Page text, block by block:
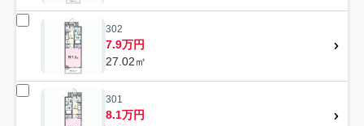
302
7.9万円
27.02㎡
301
8.1万円